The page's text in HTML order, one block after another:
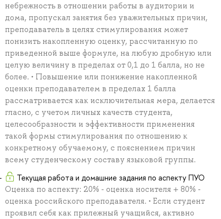
небрежность в отношении работы в аудитории и
дома, пропускал занятия без уважительных причин,
преподаватель в целях стимулирования может
понизить накопленную оценку, рассчитанную по
приведенной выше формуле, на любую дробную или
целую величину в пределах от 0,1 до 1 балла, но не
более. • Повышение или понижение накопленной
оценки преподавателем в пределах 1 балла
рассматривается как исключительная мера, делается
гласно, с учетом личных качеств студента,
целесообразности и эффективности применения
такой формы стимулирования по отношению к
конкретному обучаемому, с пояснением причин
всему студенческому составу языковой группы.
Текущая работа и домашние задания по аспекту ПУО
Оценка по аспекту: 20% - оценка носителя + 80% -
оценка российского преподавателя. • Если студент
проявил себя как прилежный учащийся, активно